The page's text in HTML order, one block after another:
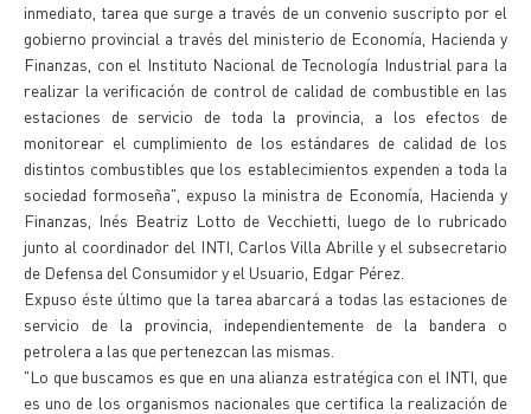
inmediato, tarea que surge a través de un convenio suscripto por el
gobierno provincial a través del ministerio de Economía, Hacienda y
Finanzas, con el Instituto Nacional de Tecnología Industrial para la
realizar la verificación de control de calidad de combustible en las
estaciones de servicio de toda la provincia, a los efectos de
monitorear el cumplimiento de los estándares de calidad de los
distintos combustibles que los establecimientos expenden a toda la
sociedad formoseña", expuso la ministra de Economía, Hacienda y
Finanzas, Inés Beatriz Lotto de Vecchietti, luego de lo rubricado
junto al coordinador del INTI, Carlos Villa Abrille y el subsecretario
de Defensa del Consumidor y el Usuario, Edgar Pérez.
Expuso éste último que la tarea abarcará a todas las estaciones de
servicio de la provincia, independientemente de la bandera o
petrolera a las que pertenezcan las mismas.
"Lo que buscamos es que en una alianza estratégica con el INTI, que
es uno de los organismos nacionales que certifica la realización de